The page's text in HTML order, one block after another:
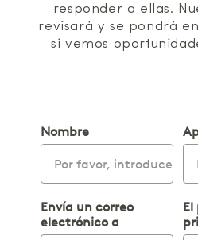
responder a ellas.
revisará y se pondrá
si vemos
Nombre
Envía un correo
electrónico a